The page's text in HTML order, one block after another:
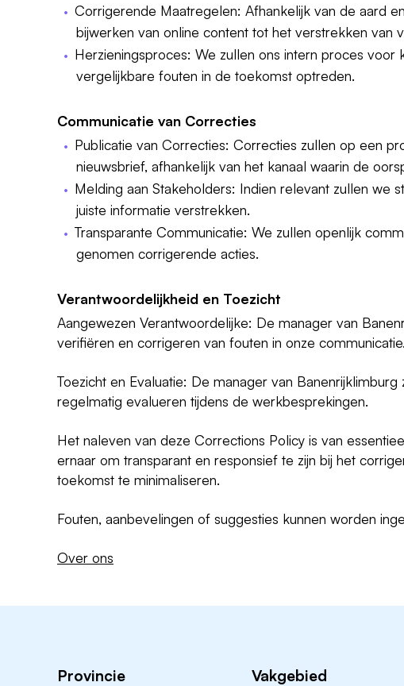
Corrigerende Maatregelen: Afhankelijk van de aard
bijwerken van online content tot het verstrekken van
Herzieningsproces: We zullen ons intern proces
vergelijkbare fouten in de toekomst optreden.
Communicatie van Correcties
Publicatie van Correcties: Correcties zullen op een
nieuwsbrief, afhankelijk van het kanaal waarin de
Melding aan Stakeholders: Indien relevant zullen
juiste informatie verstrekken.
Transparante Communicatie: We zullen openlijk
genomen corrigerende acties.
Verantwoordelijkheid en Toezicht
Aangewezen Verantwoordelijke: De manager van
verifiëren en corrigeren van fouten in onze communicatie.
Toezicht en Evaluatie: De manager van
regelmatig evalueren tijdens de werkbesprekingen.
Het naleven van deze Corrections Policy is van
ernaar om transparant en responsief te zijn bij het
toekomst te minimaliseren.
Fouten, aanbevelingen of suggesties kunnen worden
Over ons
Provincie Vakgebied